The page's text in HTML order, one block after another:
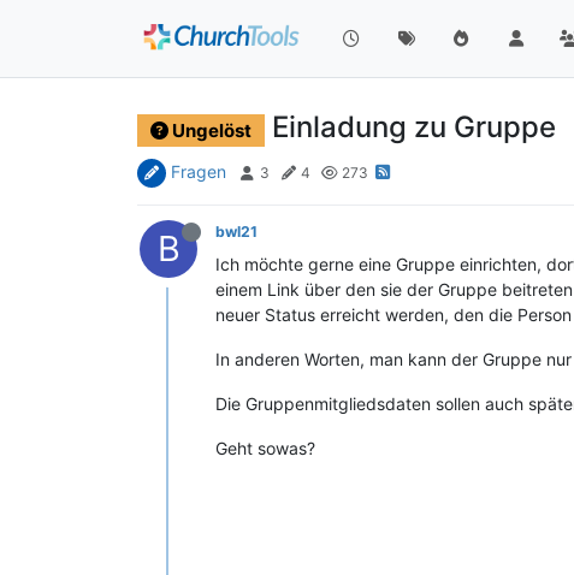
Ungelöst Einladung zu Gruppe
Fragen 3 4 273
B bwl21
Ich möchte gerne eine Gruppe einrichten,
einem Link über den sie der Gruppe
neuer Status erreicht werden, den die
In anderen Worten, man kann der Gruppe
Die Gruppenmitgliedsdaten sollen auch
Geht sowas?